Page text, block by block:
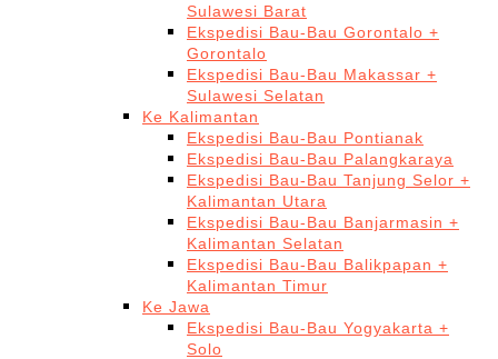
Sulawesi Barat
Ekspedisi Bau-Bau Gorontalo +
Gorontalo
Ekspedisi Bau-Bau Makassar +
Sulawesi Selatan
Ke Kalimantan
Ekspedisi Bau-Bau Pontianak
Ekspedisi Bau-Bau Palangkaraya
Ekspedisi Bau-Bau Tanjung Selor +
Kalimantan Utara
Ekspedisi Bau-Bau Banjarmasin +
Kalimantan Selatan
Ekspedisi Bau-Bau Balikpapan +
Kalimantan Timur
Ke Jawa
Ekspedisi Bau-Bau Yogyakarta +
Solo